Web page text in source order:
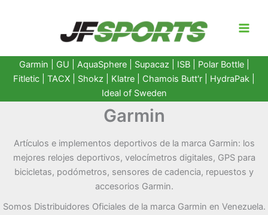
Garmin GU AquaSphere| Supacaz | ISB | Polar Bottle|
Fitletic
TACX Shokz Klatre Chamois Butt'r HydraPak
Ideal of Sweden
Garmin
Artículos e implementos deportivos de la marca Garmin: los
mejores relojes deportivos, velocímetros digitales, GPS para
bicicletas, podómetros, sensores de cadencia, repuestos y
accesorios Garmin.
Somos Distribuidores Oficiales de la marca Garmin en Venezuela.